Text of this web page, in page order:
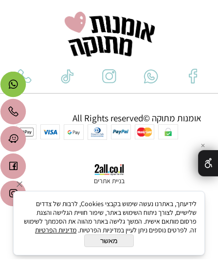
אומנות מתוקה ©All Rights reserved
בניית אתרים
✕
לידיעתך, באתרנו נעשה שימוש בקבצי Cookies, לרבות של צדדים
שלישיים, לצורך ניתוח השימוש באתר, שיפור חוויית הגלישה והצגת
פרסום מותאם אישית. המשך גלישה באתר מהווה את הסכמתך לשימוש
זה. לפרטים נוספים ניתן לעיין במדיניות הפרטיות. מדיניות הפרטיות
מאשר